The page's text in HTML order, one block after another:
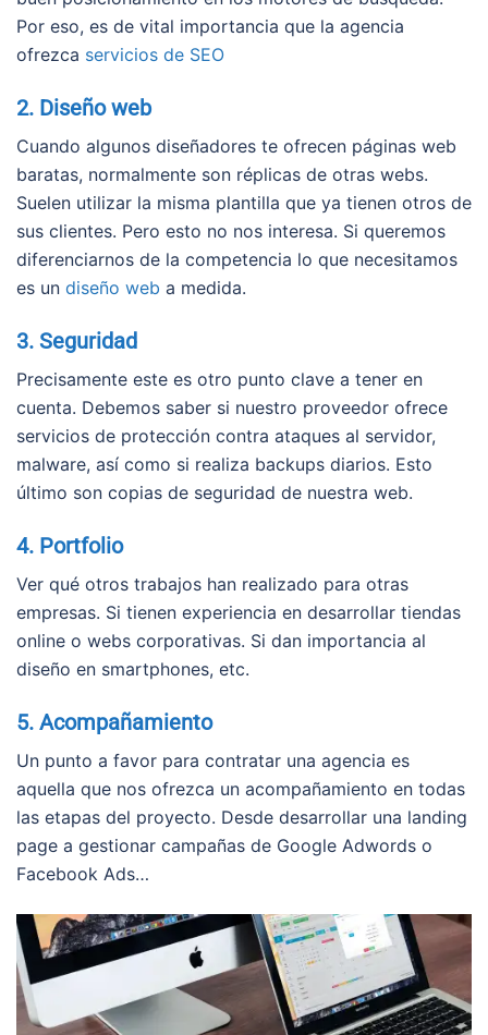
Por eso, es de vital importancia que la agencia
ofrezca servicios de SEO
2. Diseño web
Cuando algunos diseñadores te ofrecen páginas web
baratas, normalmente son réplicas de otras webs.
Suelen utilizar la misma plantilla que ya tienen otros de
sus clientes. Pero esto no nos interesa. Si queremos
diferenciarnos de la competencia lo que necesitamos
es un diseño web a medida.
3. Seguridad
Precisamente este es otro punto clave a tener en
cuenta. Debemos saber si nuestro proveedor ofrece
servicios de protección contra ataques al servidor,
malware, así como si realiza backups diarios. Esto
último son copias de seguridad de nuestra web.
4. Portfolio
Ver qué otros trabajos han realizado para otras
empresas. Si tienen experiencia en desarrollar tiendas
online o webs corporativas. Si dan importancia al
diseño en smartphones, etc.
5. Acompañamiento
Un punto a favor para contratar una agencia es
aquella que nos ofrezca un acompañamiento en todas
las etapas del proyecto. Desde desarrollar una landing
page a gestionar campañas de Google Adwords o
Facebook Ads…